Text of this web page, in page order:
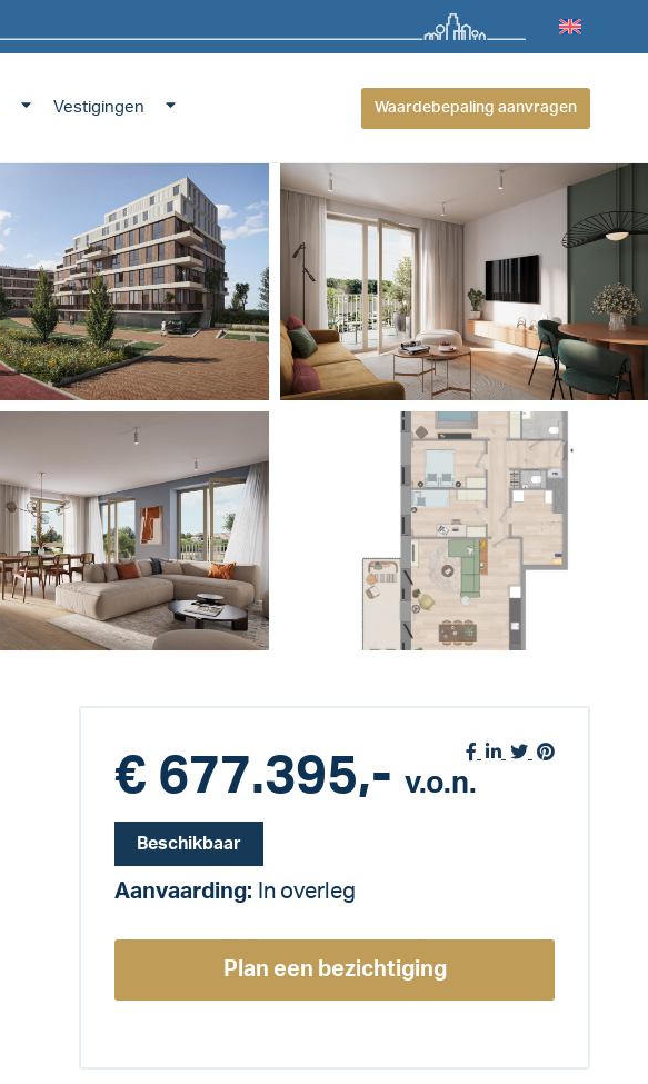
Vestigingen Waardebepaling aanvragen
€ 677.395,- v.o.n.
Beschikbaar
Aanvaarding: In overleg
Plan een bezichtiging